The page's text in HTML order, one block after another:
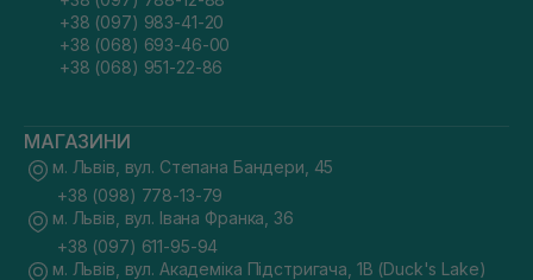
+38 (097) 983-41-20
+38 (068) 693-46-00
+38 (068) 951-22-86
МАГАЗИНИ
м. Львів, вул. Степана Бандери, 45
+38 (098) 778-13-79
м. Львів, вул. Івана Франка, 36
+38 (097) 611-95-94
м. Львів, вул. Академіка Підстригача, 1В (Duck's Lake)